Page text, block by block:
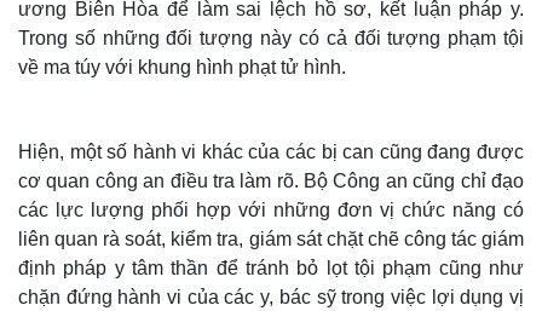
ương Biên Hòa để làm sai lệch hồ sơ, kết luận pháp y.
Trong số những đối tượng này có cả đối tượng phạm tội
về ma túy với khung hình phạt tử hình.
Hiện, một số hành vi khác của các bị can cũng đang được
cơ quan công an điều tra làm rõ. Bộ Công an cũng chỉ đạo
các lực lượng phối hợp với những đơn vị chức năng có
liên quan rà soát, kiểm tra, giám sát chặt chẽ công tác giám
định pháp y tâm thần để tránh bỏ lọt tội phạm cũng như
chặn đứng hành vi của các y, bác sỹ trong việc lợi dụng vị